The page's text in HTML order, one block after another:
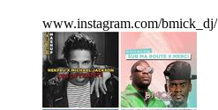
www.instagram.com/bmick_dj/